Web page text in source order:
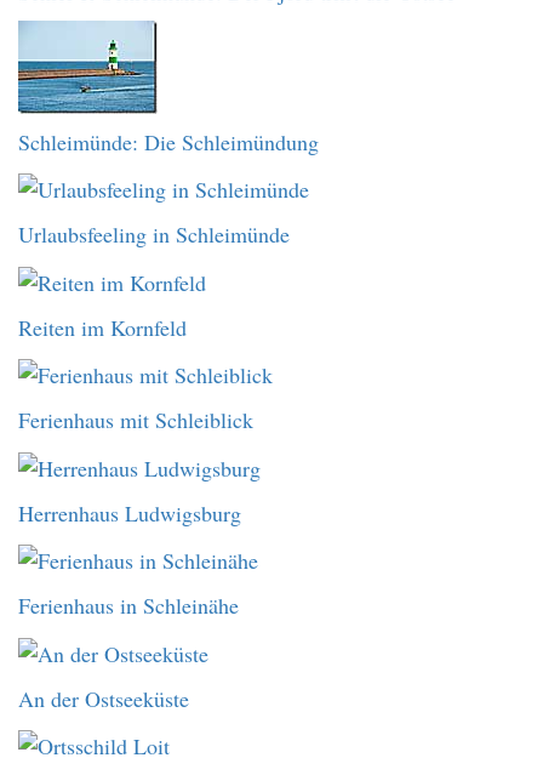
Schleimünde: Die Schleimündung
Urlaubsfeeling in Schleimünde
Reiten im Kornfeld
Ferienhaus mit Schleiblick
Herrenhaus Ludwigsburg
Ferienhaus in Schleinähe
An der Ostseeküste